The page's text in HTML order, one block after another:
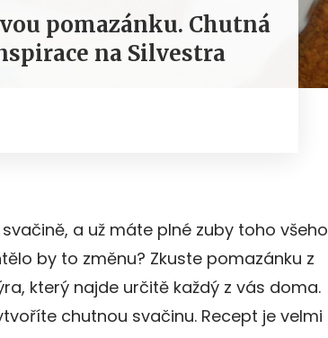
pomazánku. Chutná
na Silvestra
a už máte plné zuby toho všeho
by to změnu? Zkuste pomazánku z
který najde určitě každý z vás doma.
chutnou svačinu. Recept je velmi